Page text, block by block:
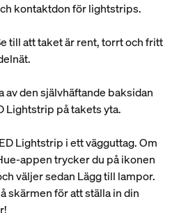
kontaktdon för lightstrips.
till att taket är rent, torrt och fritt
av den självhäftande baksidan
Lightstrip på takets yta.
Lightstrip i ett vägguttag. Om
appen trycker du på ikonen
väljer sedan Lägg till lampor.
skärmen för att ställa in din